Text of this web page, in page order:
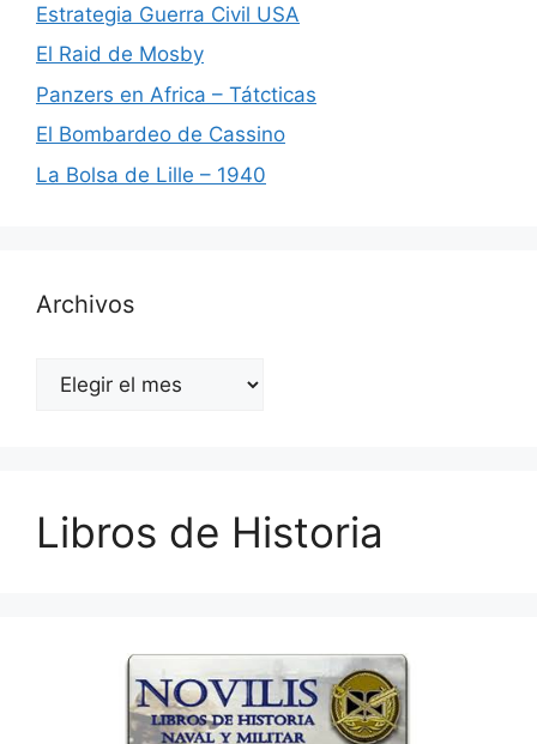
Estrategia Guerra Civil USA
El Raid de Mosby
Panzers en Africa – Tátcticas
El Bombardeo de Cassino
La Bolsa de Lille – 1940
Archivos
Archivos
Libros de Historia